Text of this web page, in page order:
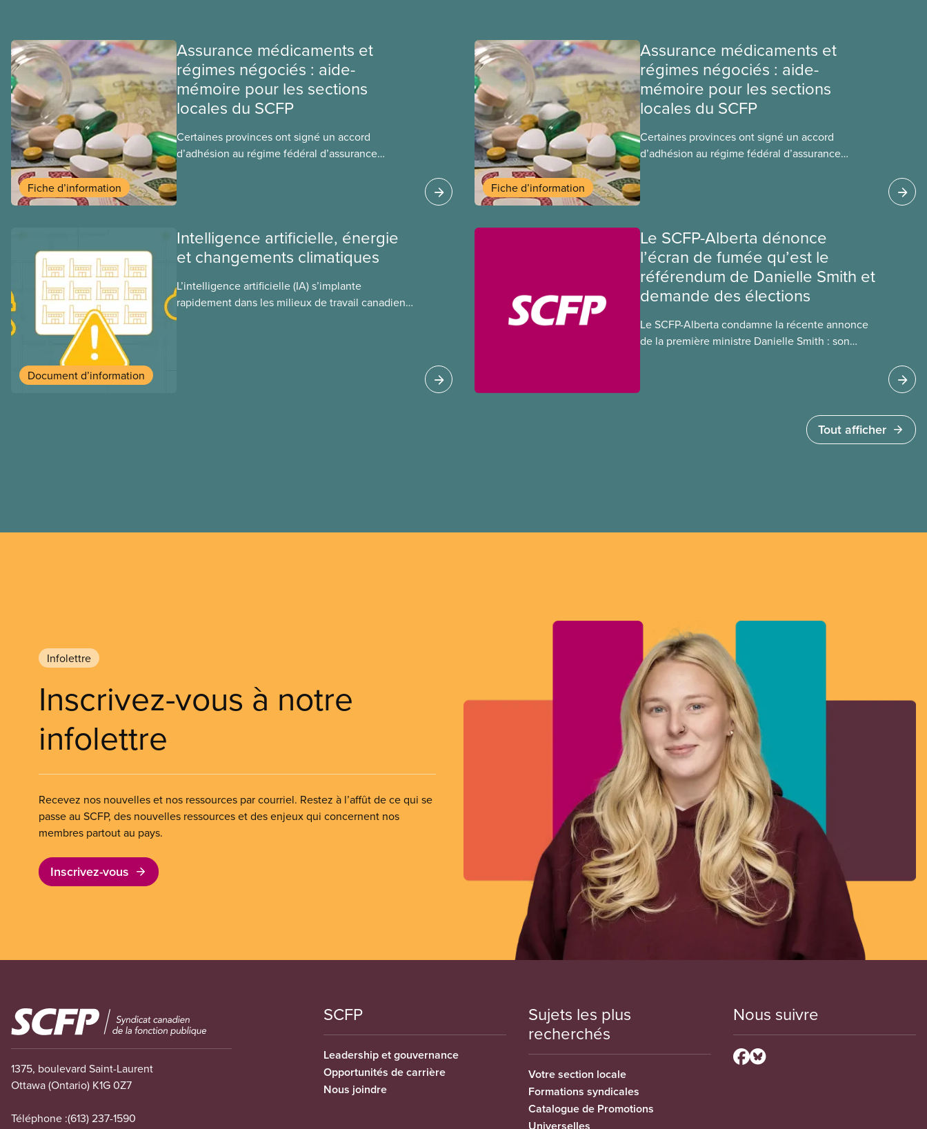
Fiche d’information
Assurance médicaments et
régimes négociés : aide-
mémoire pour les sections
locales du SCFP
Certaines provinces ont signé un accord
d’adhésion au régime fédéral d’assurance
Fiche d’information
Assurance médicaments et
régimes négociés : aide-
mémoire pour les sections
locales du SCFP
Certaines provinces ont signé un accord
d’adhésion au régime fédéral d’assurance
Document d’information
Intelligence artificielle, énergie
et changements climatiques
L’intelligence artificielle (IA) s’implante
rapidement dans les milieux de travail canadiens,
Le SCFP-Alberta dénonce
l’écran de fumée qu’est le
référendum de Danielle Smith et
demande des élections
Le SCFP-Alberta condamne la récente annonce
de la première ministre Danielle Smith : son
Tout afficher
Infolettre
Inscrivez-vous à notre
infolettre
Recevez nos nouvelles et nos ressources par courriel. Restez à l’affût de ce qui se
passe au SCFP, des nouvelles ressources et des enjeux qui concernent nos
membres partout au pays.
Inscrivez-vous
Image
1375, boulevard Saint-Laurent
Ottawa (Ontario) K1G 0Z7
Téléphone :(613) 237-1590
SCFP
Leadership et gouvernance
Opportunités de carrière
Nous joindre
Sujets les plus
recherchés
Votre section locale
Formations syndicales
Catalogue de Promotions
Nous suivre